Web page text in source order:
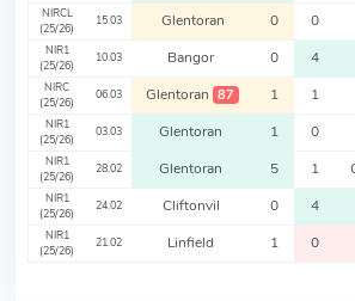
NIRCL
(25/26)
15.03 Glentoran 0 0
NIR1
(25/26)
10.03 Bangor 0 4
NIRC
(25/26)
06.03 Glentoran 87 1 1
NIR1
(25/26)
03.03 Glentoran 1 0
NIR1
(25/26)
28.02 Glentoran 5 1
NIR1
(25/26)
24.02 Cliftonvil 0 4
NIR1
(25/26)
21.02 Linfield 1 0